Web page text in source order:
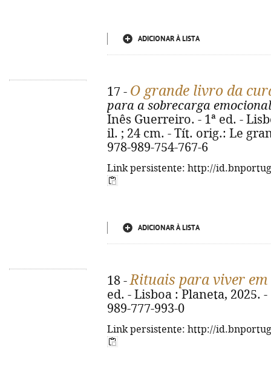
ADICIONAR À LISTA
17 - O grande livro da
para a sobrecarga emocional
Inês Guerreiro. - 1ª ed. -
il. ; 24 cm. - Tít. orig.: Le
978-989-754-767-6
Link persistente: http://
ADICIONAR À LISTA
18 -Rituais para viver
ed. - Lisboa : Planeta, 2025.
989-777-993-0
Link persistente: http://